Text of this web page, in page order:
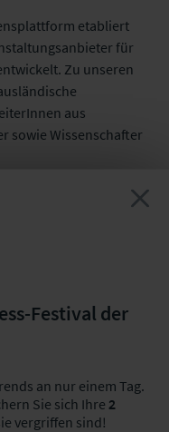
etabliert
für
Zu unseren
aus
sowie Wissenschafter
291
Festival der
an nur einem Tag.
Sie sich Ihre 2
vergriffen sind!